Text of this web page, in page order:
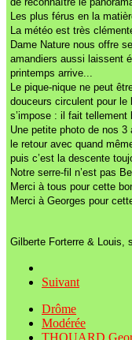
Les plus férus en la
La météo est très
Dame Nature nous offre
amandiers aussi laissent
printemps arrive...
Le pique-nique ne peut
douceurs circulent pour
s’impose : il fait tellement
Une petite photo de nos 3
le retour avec quand
puis c’est la descente
Notre serre-fil n’est pas
Merci à tous pour cette
Merci à Georges pour
Gilberte Forterre & Louis,
Suivant
Drôme
Modérée
THOUARD